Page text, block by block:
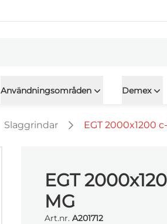
Användningsområden Demex
Slaggrindar EGT 2000x1200
EGT
MG
Art.nr. A201712